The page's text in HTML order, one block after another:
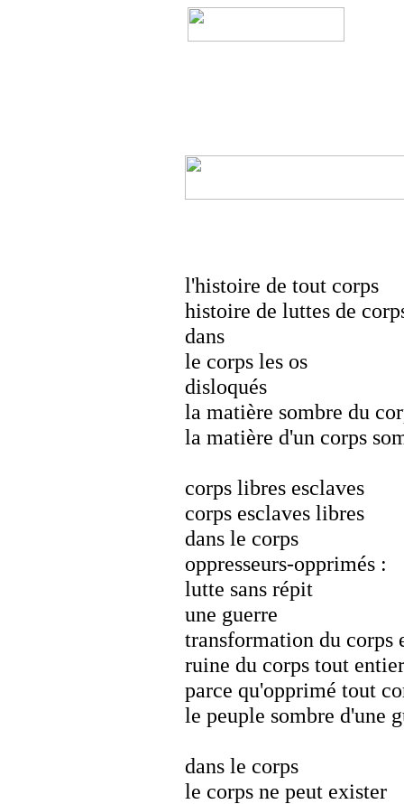
l'histoire de tout corps
histoire de luttes de
dans
le corps les os
disloqués
la matière sombre du
la matière d'un corps
corps libres esclaves
corps esclaves libres
dans le corps
oppresseurs-opprimés :
lutte sans répit
une guerre
transformation du corps
ruine du corps tout
parce qu'opprimé tout
le peuple sombre d'une
dans le corps
le corps ne peut exister